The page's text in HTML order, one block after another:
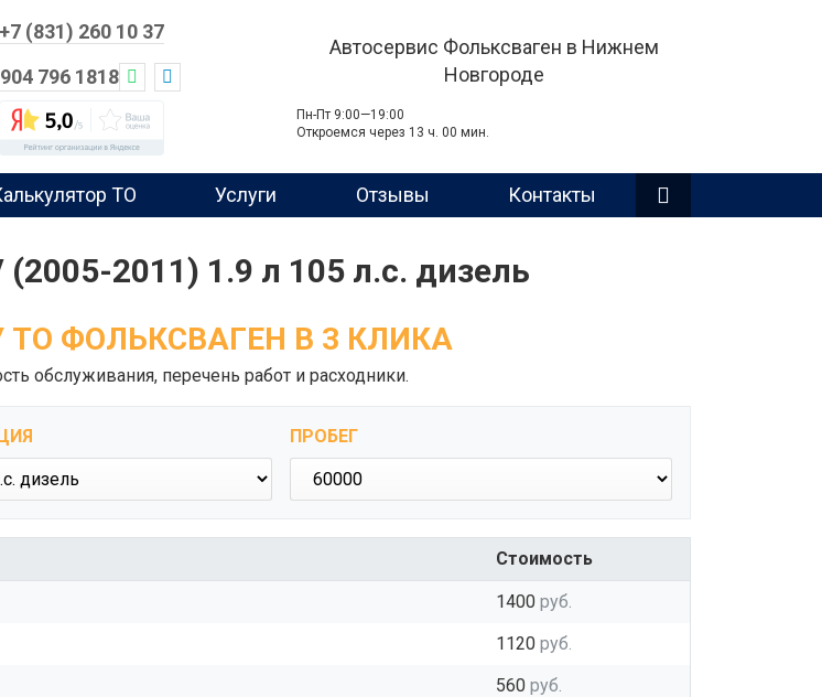
+7 (831) 260 10 37
796 1818
Автосервис Фольксваген в Нижнем
Новгороде
Пн-Пт 9:00—19:00
Откроемся через 13 ч. 00 мин.
ТО Услуги Отзывы Контакты
2011) 1.9 л 105 л.с. дизель
ФОЛЬКСВАГЕН В 3 КЛИКА
обслуживания, перечень работ и расходники.
ПРОБЕГ
Стоимость
1400 руб.
1120 руб.
560 руб.